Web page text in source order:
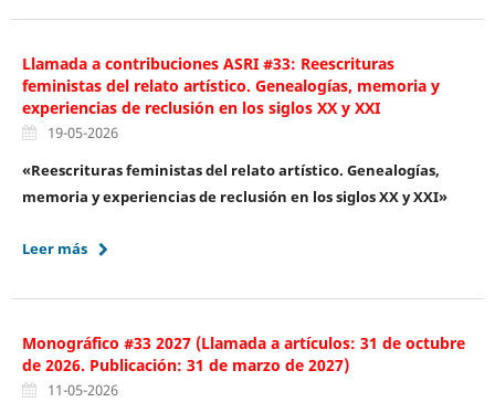
Llamada a contribuciones ASRI #33: Reescrituras
feministas del relato artístico. Genealogías, memoria y
experiencias de reclusión en los siglos XX y XXI
19-05-2026
«Reescrituras feministas del relato artístico. Genealogías,
memoria y experiencias de reclusión en los siglos XX y XXI»
Leer más
Monográfico #33 2027 (Llamada a artículos: 31 de octubre
de 2026. Publicación: 31 de marzo de 2027)
11-05-2026